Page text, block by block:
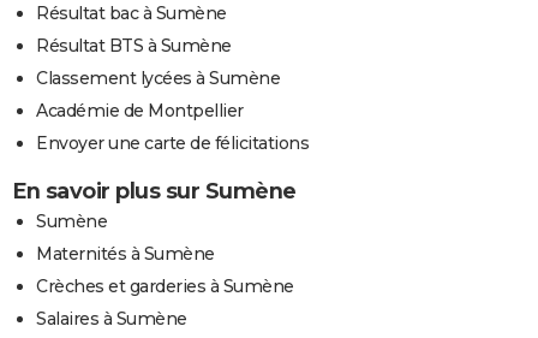
Résultat bac à Sumène
Résultat BTS à Sumène
Classement lycées à Sumène
Académie de Montpellier
Envoyer une carte de félicitations
En savoir plus sur Sumène
Sumène
Maternités à Sumène
Crèches et garderies à Sumène
Salaires à Sumène